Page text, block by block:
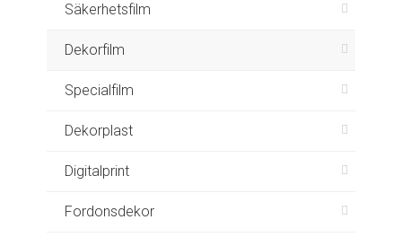
Säkerhetsfilm
Dekorfilm
Specialfilm
Dekorplast
Digitalprint
Fordonsdekor